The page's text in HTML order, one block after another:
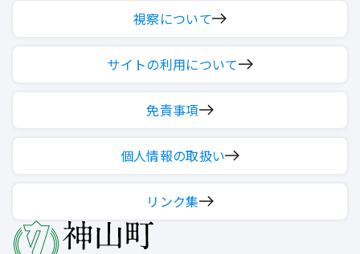
視察について
サイトの利用について
免責事項
個人情報の取扱い
リンク集